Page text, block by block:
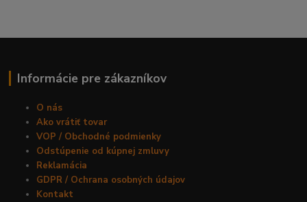
Informácie pre zákazníkov
O nás
Ako vrátiť tovar
VOP / Obchodné podmienky
Odstúpenie od kúpnej zmluvy
Reklamácia
GDPR / Ochrana osobných údajov
Kontakt